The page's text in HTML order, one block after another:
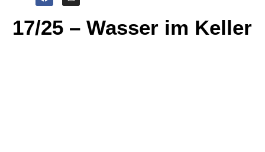
17/25 – Wasser im Keller